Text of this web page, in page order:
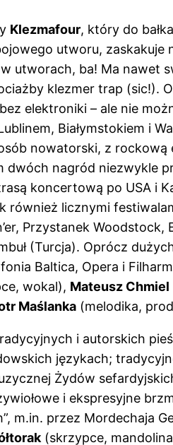
Klezmafour, który do
utworu,
utworach, ba! Ma nawet
klezmer trap (sic!).
elektroniki – ale nie
Białymstokiem i
nowatorski, z rockową
nagród niezwykle
koncertową po USA i
również licznymi
Przystanek
(Turcja). Oprócz
Baltica, Opera i
wokal), Mateusz Chmiel
Maślanka (melodika,
i autorskich
językach;
Żydów
i ekspresyjne
m.in. przez Mordechaja
(skrzypce,